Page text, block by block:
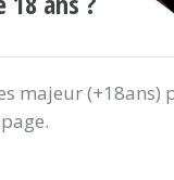
majeur (+18ans)